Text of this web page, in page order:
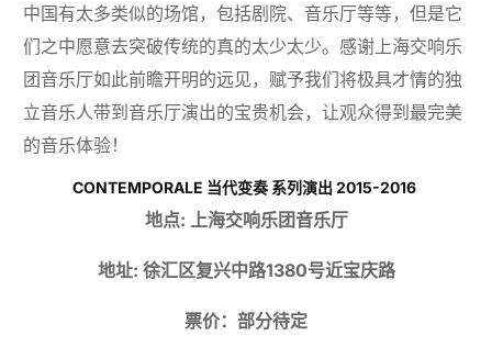
中国有太多类似的场馆，包括剧院、音乐厅等等，但是它
们之中愿意去突破传统的真的太少太少。感谢上海交响乐
团音乐厅如此前瞻开明的远见，赋予我们将极具才情的独
立音乐人带到音乐厅演出的宝贵机会，让观众得到最完美
的音乐体验！
CONTEMPORALE 当代变奏 系列演出 2015-2016
地点: 上海交响乐团音乐厅
地址: 徐汇区复兴中路1380号近宝庆路
票价：部分待定